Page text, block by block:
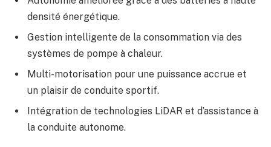
densité énergétique.
Gestion intelligente de la consommation via des
systèmes de pompe à chaleur.
Multi-motorisation pour une puissance accrue et
un plaisir de conduite sportif.
Intégration de technologies LiDAR et d’assistance à
la conduite autonome.